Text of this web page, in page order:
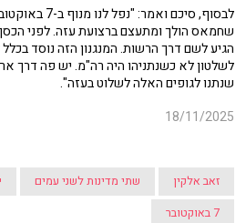
לבסוף, סיכם
שחמאס הולך ומתעצם ברצועת עזה. לפני
הגיע לשם דרך הרשות. המנגנון הזה נוסד
לשלטון לא כשנתניהו היה רה"מ. יש פה דרך
שנתנו לגופים האלה לשלוט בעזה".
18/11/2025
זאב אלקין שתי מדינות לשני עמים
7 באוקטובר